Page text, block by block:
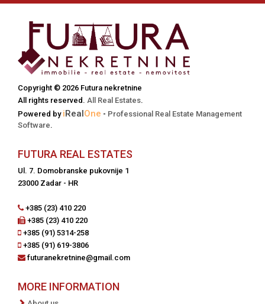
Copyright © 2026 Futura nekretnine
All rights reserved. All Real Estates.
Powered by iRealOne - Professional Real Estate Management
Software.
FUTURA REAL ESTATES
Ul. 7. Domobranske pukovnije 1
23000 Zadar - HR
+385 (23) 410 220
+385 (23) 410 220
+385 (91) 5314-258
+385 (91) 619-3806
futuranekretnine@gmail.com
MORE INFORMATION